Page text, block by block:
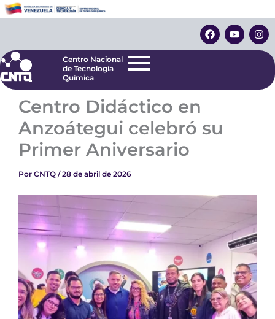
al
F
a
c
o
Y
o
u
e
I
n
s
r
Centro Nacional
de Tecnología
Centro Nacional
de Tecnología
Química
Centro Didáctico en
Anzoátegui celebró su
Primer Aniversario
Por CNTQ /28 de abril de 2026